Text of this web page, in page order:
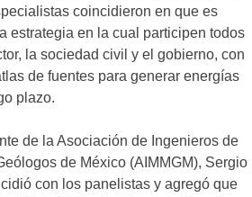
del
futuro).
coincidieron en que es
estrategia en la cual participen todos
la sociedad civil y el gobierno, con
de fuentes para generar energías
plazo.
de la Asociación de Ingenieros de
de México (AIMMGM), Sergio
con los panelistas y agregó que